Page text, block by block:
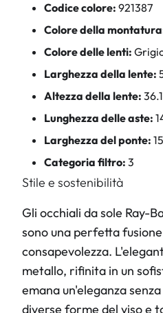
Codice colore: 921387
Colore della
Colore delle lenti:
Larghezza della lente:
Altezza della lente:
Lunghezza delle aste:
Larghezza del ponte:
Categoria filtro: 3
Stile e sostenibilità
Gli occhiali da sole Ray-
sono una perfetta
consapevolezza.
metallo, rifinita in un
emana un'eleganza
diverse forme del viso e